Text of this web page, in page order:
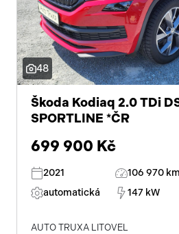
48
Škoda Kodiaq 2.0 TDi
SPORTLINE *ČR
699 900 Kč
2021 106 970 km
automatická
147 kW
AUTO TRUXA LITOVEL